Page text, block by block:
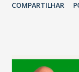
relação ao último
confraternizações
COMPARTILHAR